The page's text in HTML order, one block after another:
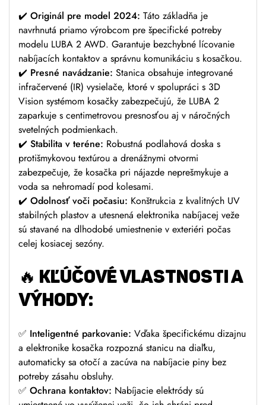
✔️ Originál pre model 2024: Táto základňa je
navrhnutá priamo výrobcom pre špecifické potreby
modelu LUBA 2 AWD. Garantuje bezchybné lícovanie
nabíjacích kontaktov a správnu komunikáciu s kosačkou.
✔️ Presné navádzanie: Stanica obsahuje integrované
infračervené (IR) vysielače, ktoré v spolupráci s 3D
Vision systémom kosačky zabezpečujú, že LUBA 2
zaparkuje s centimetrovou presnosťou aj v náročných
svetelných podmienkach.
✔️ Stabilita v teréne: Robustná podlahová doska s
protišmykovou textúrou a drenážnymi otvormi
zabezpečuje, že kosačka pri nájazde neprešmykuje a
voda sa nehromadí pod kolesami.
✔️ Odolnosť voči počasiu: Konštrukcia z kvalitných UV
stabilných plastov a utesnená elektronika nabíjacej veže
sú stavané na dlhodobé umiestnenie v exteriéri počas
celej kosiacej sezóny.
🔥 KĽÚČOVÉ VLASTNOSTI A
VÝHODY:
✅ Inteligentné parkovanie: Vďaka špecifickému dizajnu
a elektronike kosačka rozpozná stanicu na diaľku,
automaticky sa otočí a zacúva na nabíjacie piny bez
potreby zásahu obsluhy.
✅ Ochrana kontaktov: Nabíjacie elektródy sú